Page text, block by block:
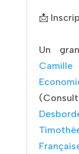
📩
Un
Camille